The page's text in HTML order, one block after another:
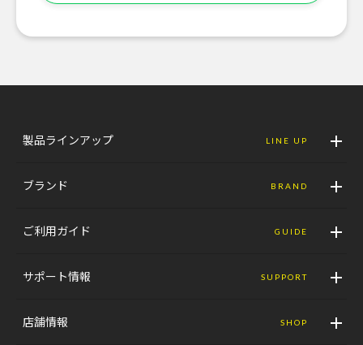
製品ラインアップ LINE UP
ブランド BRAND
ご利用ガイド GUIDE
サポート情報 SUPPORT
店舗情報 SHOP